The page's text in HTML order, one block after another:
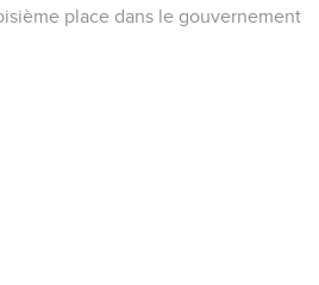
place dans le gouvernement